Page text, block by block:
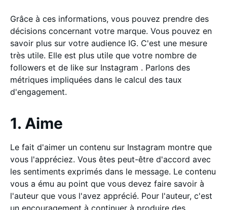
Grâce à ces informations, vous pouvez prendre des
décisions concernant votre marque. Vous pouvez en
savoir plus sur votre audience IG. C'est une mesure
très utile. Elle est plus utile que votre nombre de
followers et de like sur Instagram . Parlons des
métriques impliquées dans le calcul des taux
d'engagement.
1. Aime
Le fait d'aimer un contenu sur Instagram montre que
vous l'appréciez. Vous êtes peut-être d'accord avec
les sentiments exprimés dans le message. Le contenu
vous a ému au point que vous devez faire savoir à
l'auteur que vous l'avez apprécié. Pour l'auteur, c'est
un encouragement à continuer à produire des